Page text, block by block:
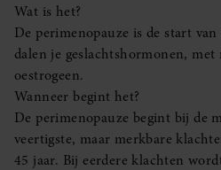
Wat is het?
De perimenopauze is de start
dalen je geslachtshormonen, met
oestrogeen.
Wanneer begint het?
De perimenopauze begint bij de
veertigste, maar merkbare
45 jaar. Bij eerdere klachten